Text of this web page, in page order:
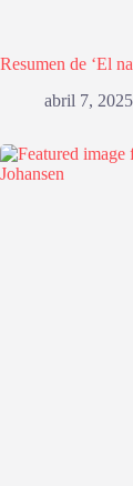
Resumen de ‘El
abril 7, 2025